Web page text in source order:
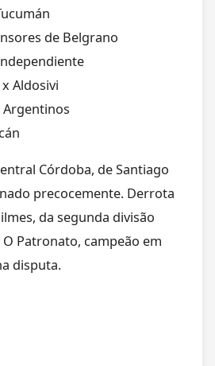
de Belgrano
Aldosivi
Argentinos
Córdoba, de Santiago
precocemente. Derrota
da segunda divisão
Patronato, campeão em
disputa.